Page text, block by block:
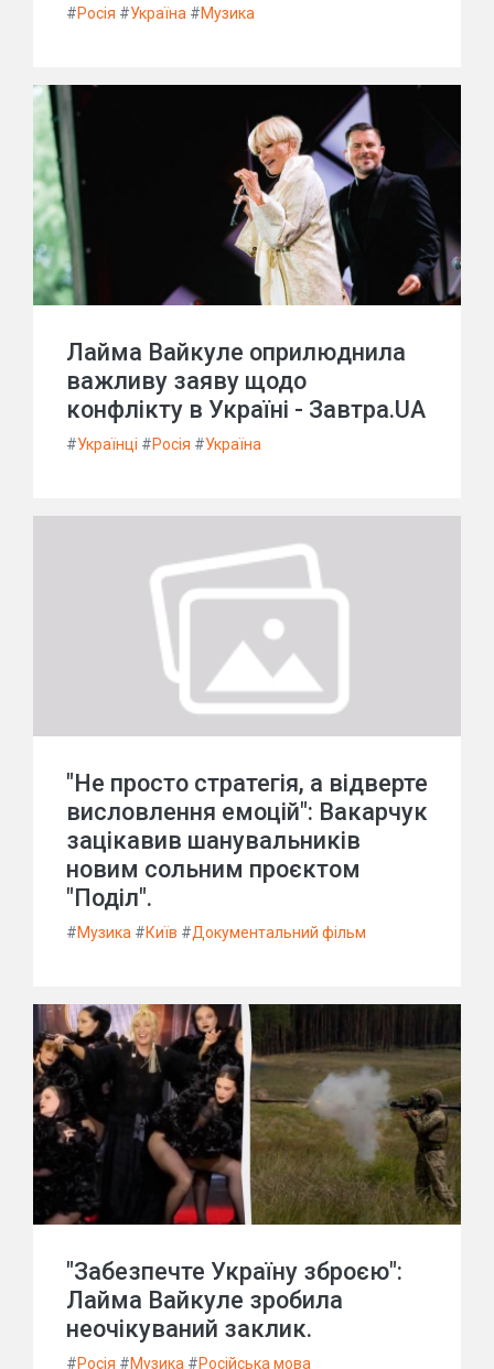
#Росія #Україна #Музика
Лайма Вайкуле оприлюднила
важливу заяву щодо
конфлікту в Україні - Завтра.UA
#Українці #Росія #Україна
"Не просто стратегія, а відверте
висловлення емоцій": Вакарчук
зацікавив шанувальників
новим сольним проєктом
"Поділ".
#Музика #Київ #Документальний фільм
"Забезпечте Україну зброєю":
Лайма Вайкуле зробила
неочікуваний заклик.
#Росія #Музика #Російська мова